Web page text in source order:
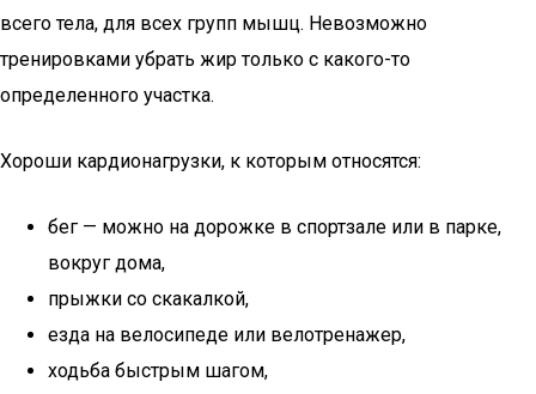
всего тела, для всех групп мышц. Невозможно
тренировками убрать жир только с какого-то
определенного участка.
Хороши кардионагрузки, к которым относятся:
бег — можно на дорожке в спортзале или в парке,
вокруг дома,
прыжки со скакалкой,
езда на велосипеде или велотренажер,
ходьба быстрым шагом,